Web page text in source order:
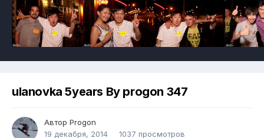
ulanovka 5years By progon 347
Автор Progon
19 декабря, 2014
1037 просмотров